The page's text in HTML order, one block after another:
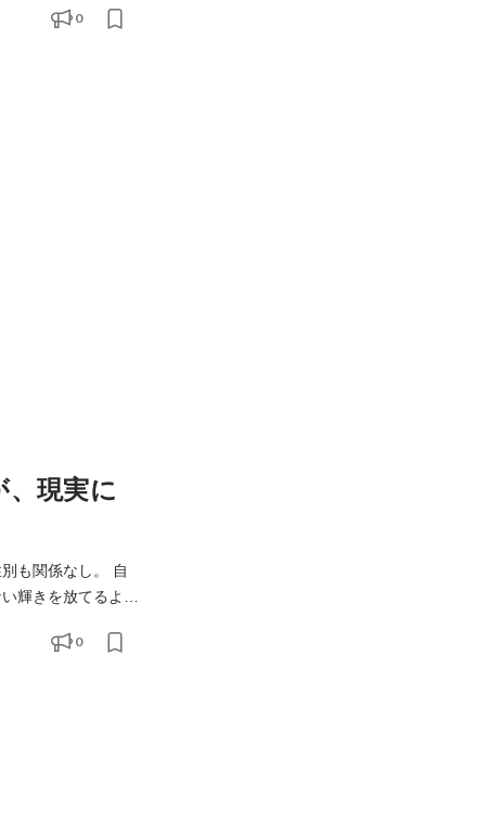
私たちは、世界
0
現実に
輝きを放てるよう
私たちは、世界
0